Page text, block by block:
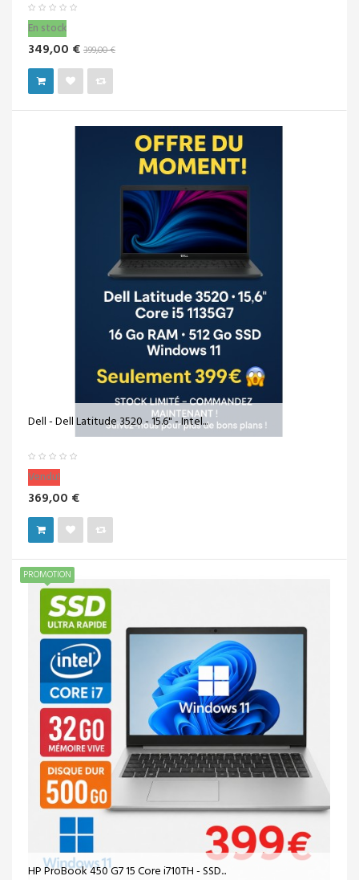
En stock
349,00 € 399,00 €
Dell - Dell Latitude 3520 - 15.6" - Intel...
Vendu!
369,00 €
PROMOTION
HP ProBook 450 G7 15 Core i710TH - SSD...